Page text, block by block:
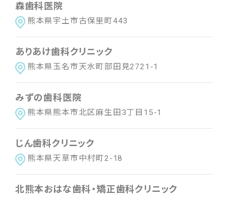
徳島県 香川県
九州・沖縄
福岡県 佐賀県 長崎県 熊本県
森歯科医院
熊本県宇土市古保里町443
ありあけ歯科クリニック
熊本県玉名市天水町部田見2721-1
みずの歯科医院
熊本県熊本市北区麻生田3丁目15-1
じん歯科クリニック
熊本県天草市中村町2-18
北熊本おはな歯科・矯正歯科クリニック